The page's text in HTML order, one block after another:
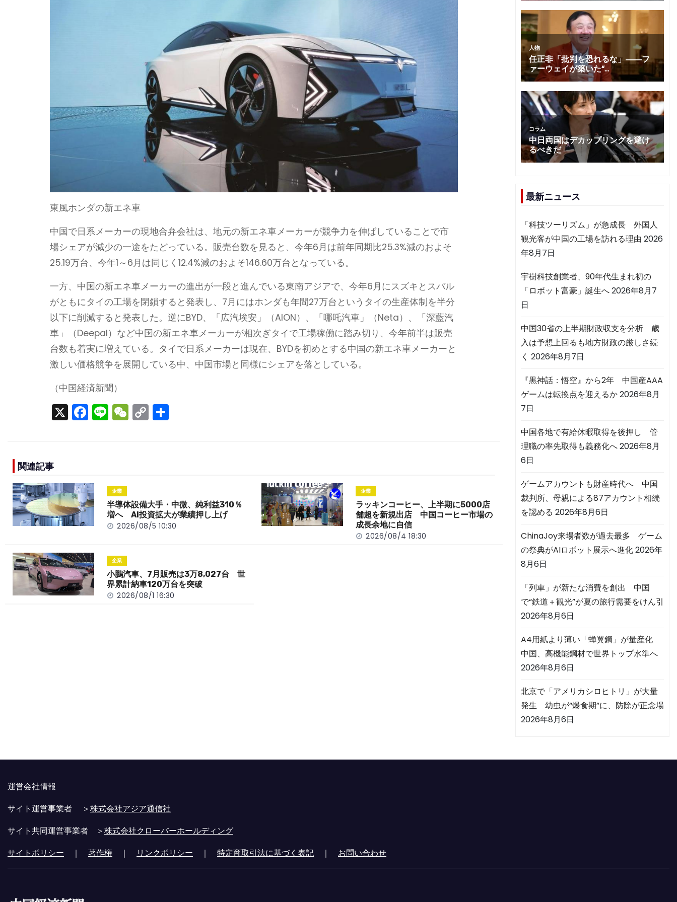
東風ホンダの新エネ車
中国で日系メーカーの現地合弁会社は、地元の新エネ車メーカーが競争力を伸ばしていることで市
場シェアが減少の一途をたどっている。販売台数を見ると、今年6月は前年同期比25.3%減のおよそ
25.19万台、今年1～6月は同じく12.4%減のおよそ146.60万台となっている。
一方、中国の新エネ車メーカーの進出が一段と進んでいる東南アジアで、今年6月にスズキとスバル
がともにタイの工場を閉鎖すると発表し、7月にはホンダも年間27万台というタイの生産体制を半分
以下に削減すると発表した。逆にBYD、「広汽埃安」（AION）、「哪吒汽車」（Neta）、「深藍汽
車」（Deepal）など中国の新エネ車メーカーが相次ぎタイで工場稼働に踏み切り、今年前半は販売
台数も着実に増えている。タイで日系メーカーは現在、BYDを初めとする中国の新エネ車メーカーと
激しい価格競争を展開している中、中国市場と同様にシェアを落としている。
（中国経済新聞）
X F
a
o
o
k
Li
n
W
e
C
o
k
関連記事
企業
半導体設備大手・中微、純利益310％
増へ AI投資拡大が業績押し上げ
2026/08/5 10:30
企業
ラッキンコーヒー、上半期に5000店
舗超を新規出店 中国コーヒー市場の
成長余地に自信
2026/08/4 18:30
企業
小鵬汽車、7月販売は3万8,027台 世
界累計納車120万台を突破
2026/08/1 16:30
最新ニュース
「科技ツーリズム」が急成長 外国人
観光客が中国の工場を訪れる理由 2026
年8月7日
宇樹科技創業者、90年代生まれ初の
「ロボット富豪」誕生へ2026年8月7
日
中国30省の上半期財政収支を分析 歳
入は予想上回るも地方財政の厳しさ続
く 2026年8月7日
『黒神話：悟空』から2年 中国産AAA
ゲームは転換点を迎えるか2026年8月
7日
中国各地で有給休暇取得を後押し 管
理職の率先取得も義務化へ2026年8月
6日
ゲームアカウントも財産時代へ 中国
裁判所、母親による87アカウント相続
を認める 2026年8月6日
ChinaJoy来場者数が過去最多 ゲーム
の祭典がAIロボット展示へ進化2026年
8月6日
「列車」が新たな消費を創出 中国
で“鉄道＋観光”が夏の旅行需要をけん引
2026年8月6日
A4用紙より薄い「蝉翼鋼」が量産化
中国、高機能鋼材で世界トップ水準へ
2026年8月6日
北京で「アメリカシロヒトリ」が大量
発生 幼虫が“爆食期”に、防除が正念場
2026年8月6日
運営会社情報
サイト運営事業者 ＞株式会社アジア通信社
サイト共同運営事業者 ＞株式会社クローバーホールディング
サイトポリシー ｜ 著作権 ｜ リンクポリシー ｜ 特定商取引法に基づく表記 ｜ お問い合わせ